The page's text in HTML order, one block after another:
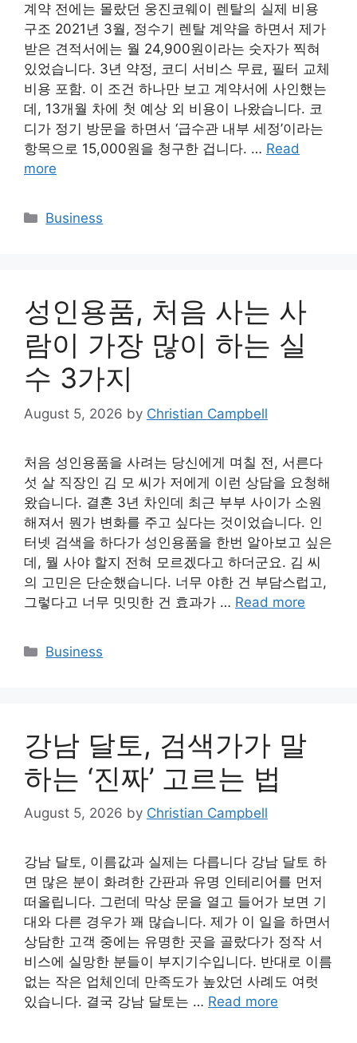
계약 전에는 몰랐던 웅진코웨이 렌탈의 실제 비용
구조 2021년 3월, 정수기 렌탈 계약을 하면서 제가
받은 견적서에는 월 24,900원이라는 숫자가 찍혀
있었습니다. 3년 약정, 코디 서비스 무료, 필터 교체
비용 포함. 이 조건 하나만 보고 계약서에 사인했는
데, 13개월 차에 첫 예상 외 비용이 나왔습니다. 코
디가 정기 방문을 하면서 ‘급수관 내부 세정’이라는
항목으로 15,000원을 청구한 겁니다. … Read
more
Categories
Business
성인용품, 처음 사는 사
람이 가장 많이 하는 실
수 3가지
August 5, 2026 by Christian Campbell
처음 성인용품을 사려는 당신에게 며칠 전, 서른다
섯 살 직장인 김 모 씨가 저에게 이런 상담을 요청해
왔습니다. 결혼 3년 차인데 최근 부부 사이가 소원
해져서 뭔가 변화를 주고 싶다는 것이었습니다. 인
터넷 검색을 하다가 성인용품을 한번 알아보고 싶은
데, 뭘 사야 할지 전혀 모르겠다고 하더군요. 김 씨
의 고민은 단순했습니다. 너무 야한 건 부담스럽고,
그렇다고 너무 밋밋한 건 효과가 … Read more
Categories
Business
강남 달토, 검색가가 말
하는 ‘진짜’ 고르는 법
August 5, 2026 by Christian Campbell
강남 달토, 이름값과 실제는 다릅니다 강남 달토 하
면 많은 분이 화려한 간판과 유명 인테리어를 먼저
떠올립니다. 그런데 막상 문을 열고 들어가 보면 기
대와 다른 경우가 꽤 많습니다. 제가 이 일을 하면서
상담한 고객 중에는 유명한 곳을 골랐다가 정작 서
비스에 실망한 분들이 부지기수입니다. 반대로 이름
없는 작은 업체인데 만족도가 높았던 사례도 여럿
있습니다. 결국 강남 달토는 … Read more